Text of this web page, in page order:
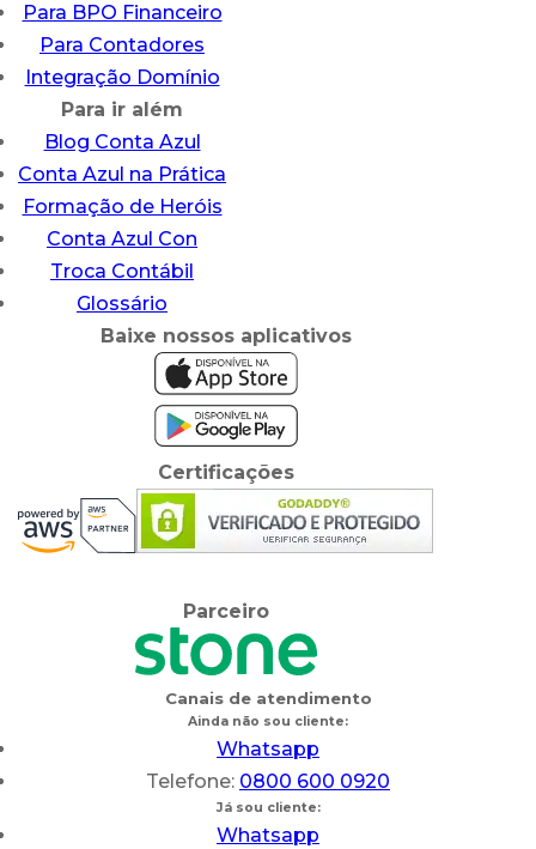
Para BPO Financeiro
Para Contadores
Integração Domínio
Para ir além
Blog Conta Azul
Conta Azul na Prática
Formação de Heróis
Conta Azul Con
Troca Contábil
Glossário
Baixe nossos aplicativos
Certificações
Parceiro
Canais de atendimento
Ainda não sou cliente:
Whatsapp
Telefone: 0800 600 0920
Já sou cliente:
Whatsapp